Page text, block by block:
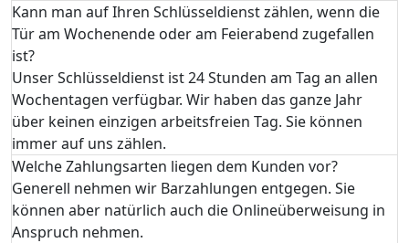
Kann man auf Ihren Schlüsseldienst zählen, wenn die
Tür am Wochenende oder am Feierabend zugefallen
ist?
Unser Schlüsseldienst ist 24 Stunden am Tag an allen
Wochentagen verfügbar. Wir haben das ganze Jahr
über keinen einzigen arbeitsfreien Tag. Sie können
immer auf uns zählen.
Welche Zahlungsarten liegen dem Kunden vor?
Generell nehmen wir Barzahlungen entgegen. Sie
können aber natürlich auch die Onlineüberweisung in
Anspruch nehmen.